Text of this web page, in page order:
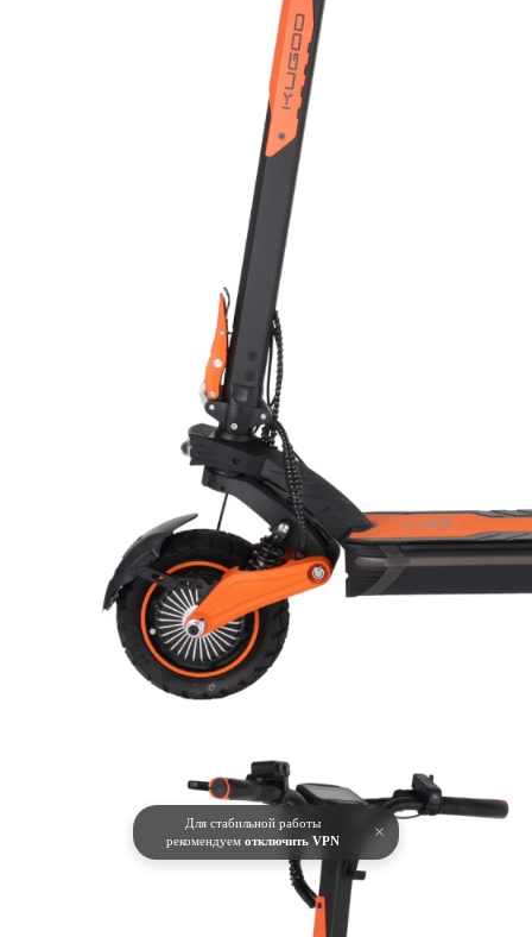
Для стабильной работы
рекомендуем отключить VPN ×